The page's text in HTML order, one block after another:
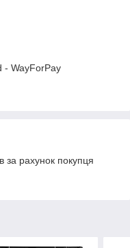
- WayForPay
за рахунок покупця